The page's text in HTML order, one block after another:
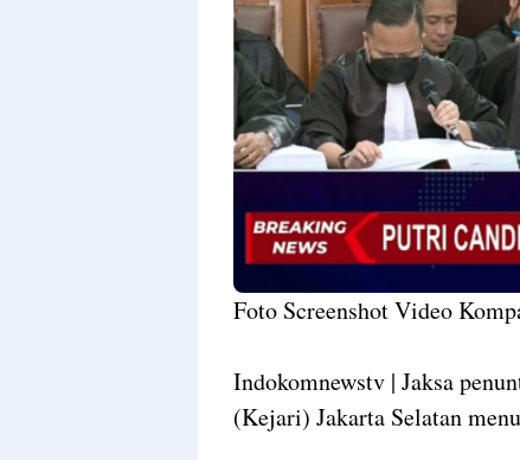
Foto Screenshot Video
Indokomnewstv | Jaksa
(Kejari) Jakarta Selatan